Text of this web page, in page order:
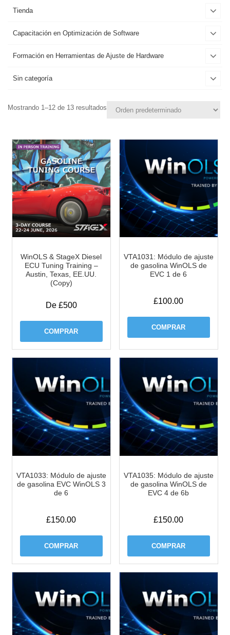
Mostrando 1–12 de 13 resultados
WinOLS & StageX Diesel
ECU Tuning Training –
Austin, Texas, EE.UU.
(Copy)
De £500
COMPRAR
VTA1031: Módulo de ajuste
de gasolina WinOLS de
EVC 1 de 6
£100.00
COMPRAR
VTA1033: Módulo de ajuste
de gasolina EVC WinOLS 3
de 6
£150.00
COMPRAR
VTA1035: Módulo de ajuste
de gasolina WinOLS de
EVC 4 de 6b
£150.00
COMPRAR
Tienda
Capacitación en Optimización de Software
Formación en Herramientas de Ajuste de Hardware
Sin categoría